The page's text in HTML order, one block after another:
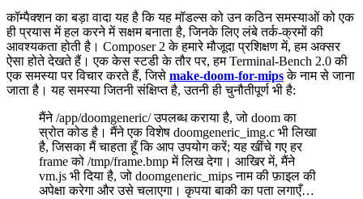
कॉम्पैक्शन का बड़ा वादा यह है कि यह मॉडल्स को उन कठिन समस्याओं को एक
ही प्रयास में हल करने में सक्षम बनाता है, जिनके लिए लंबे तर्क-क्रमों की
आवश्यकता होती है। Composer 2 के हमारे मौजूदा प्रशिक्षण में, हम अक्सर
ऐसा होते देखते हैं। एक केस स्टडी के तौर पर, हम Terminal-Bench 2.0 की
एक समस्या पर विचार करते हैं, जिसे make-doom-for-mipsके नाम से जाना
जाता है। यह समस्या जितनी संक्षिप्त है, उतनी ही चुनौतीपूर्ण भी है:
मैंने /app/doomgeneric/ उपलब्ध कराया है, जो doom का
स्रोत कोड है। मैंने एक विशेष doomgeneric_img.c भी लिखा
है, जिसका मैं चाहता हूँ कि आप उपयोग करें; यह खींचे गए हर
frame को /tmp/frame.bmp में लिख देगा। आखिर में, मैंने
vm.js भी दिया है, जो doomgeneric_mips नाम की फ़ाइल की
अपेक्षा करेगा और उसे चलाएगा। कृपया बाकी का पता लगाएँ…